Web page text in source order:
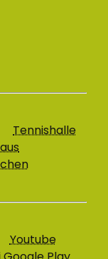
Tennishalle
Youtube